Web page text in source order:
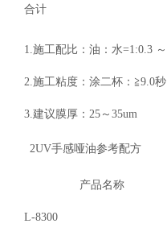
合计
1.施工配比：油：水=1:0.3 ～
2.施工粘度：涂二杯： ≧9.0秒
3.建议膜厚：25 ～35um
2UV手感哑油参考配方
产品名称
L-8300